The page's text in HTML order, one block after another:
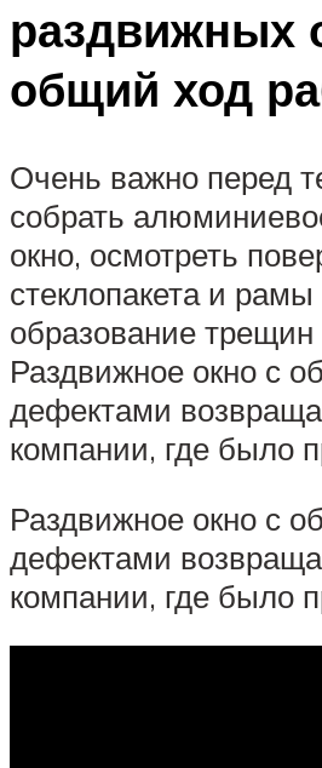
раздвижных
общий ход
Очень важно перед
собрать
окно, осмотреть
стеклопакета и рамы
образование
Раздвижное окно с
дефектами
компании, где было
Раздвижное окно с
дефектами
компании, где было